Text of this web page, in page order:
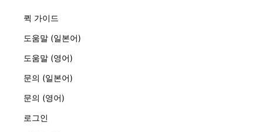
퀵 가이드
도움말 (일본어)
도움말 (영어)
문의 (일본어)
문의 (영어)
로그인